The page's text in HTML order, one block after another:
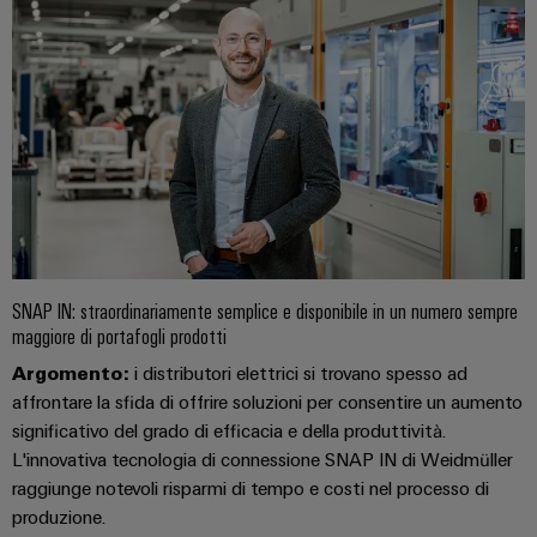
Industria
ferroviaria
Soluzioni
moderne
e
digitali
per
una
nel
trasporto
ferroviario
Costruzione
navale
Soluzioni
di
complete
Misura
dell'energia
Weidmüller
Industrial
AI
Accesso
Piattaforma
dei
servizi
industriali
easyConnect
SNAP IN: straordinariamente semplice e disponibile in un numero sempre
maggiore di portafogli prodotti
Argomento: i distributori elettrici si trovano spesso ad
affrontare la sfida di offrire soluzioni per consentire un aumento
significativo del grado di efficacia e della produttività.
L'innovativa tecnologia di connessione SNAP IN di Weidmüller
raggiunge notevoli risparmi di tempo e costi nel processo di
produzione.